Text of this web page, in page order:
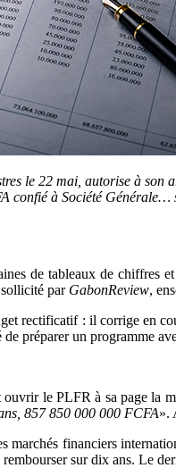
le 22 mai, autorise à son
confié à Société Générale…
de tableaux de chiffres
par GabonReview,
rectificatif : il corrige en
de préparer un programme
le PLFR à sa page la
857 850 000 000 FCFA».
marchés financiers
rembourser sur dix ans. Le